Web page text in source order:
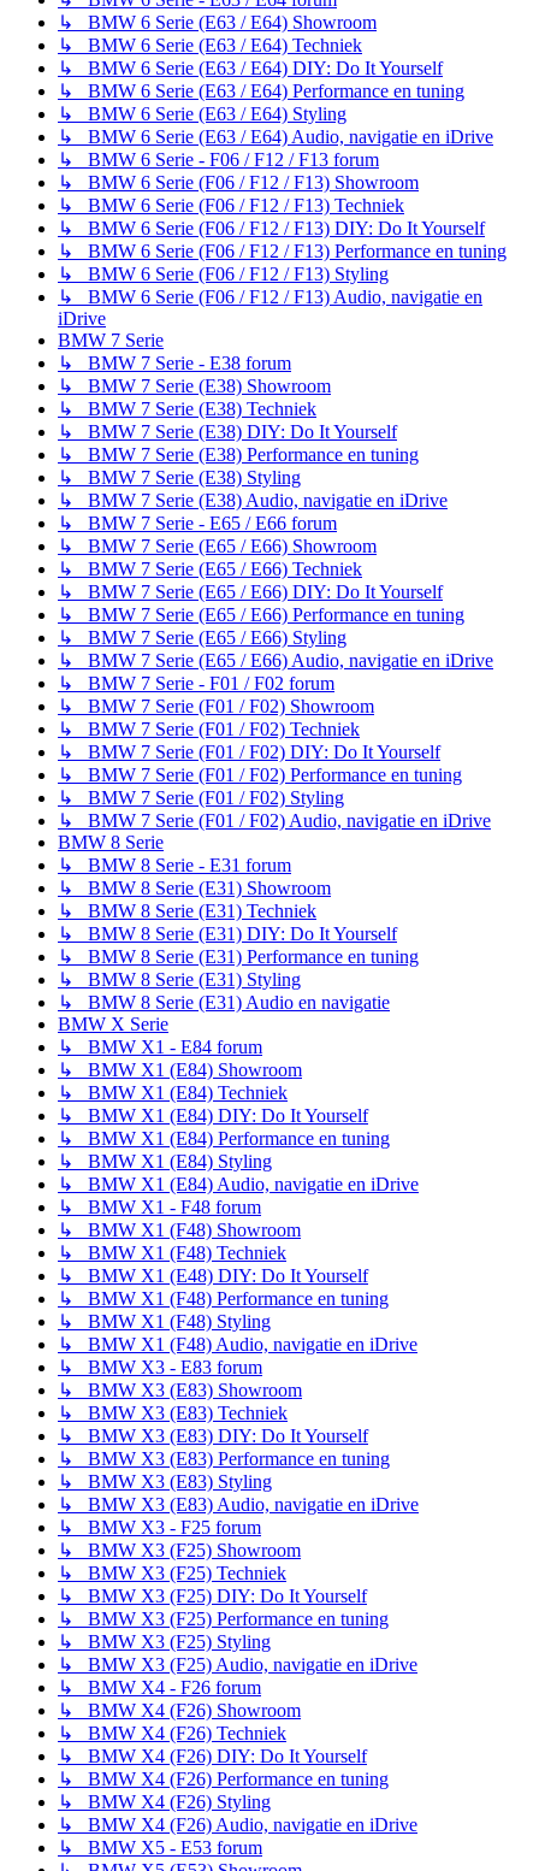
↳ BMW 6 Serie (E63 / E64) Showroom
↳ BMW 6 Serie (E63 / E64) Techniek
↳ BMW 6 Serie (E63 / E64) DIY: Do It Yourself
↳ BMW 6 Serie (E63 / E64) Performance en tuning
↳ BMW 6 Serie (E63 / E64) Styling
↳ BMW 6 Serie (E63 / E64) Audio, navigatie en iDrive
↳ BMW 6 Serie - F06 / F12 / F13 forum
↳ BMW 6 Serie (F06 / F12 / F13) Showroom
↳ BMW 6 Serie (F06 / F12 / F13) Techniek
↳ BMW 6 Serie (F06 / F12 / F13) DIY: Do It Yourself
↳ BMW 6 Serie (F06 / F12 / F13) Performance en tuning
↳ BMW 6 Serie (F06 / F12 / F13) Styling
↳ BMW 6 Serie (F06 / F12 / F13) Audio, navigatie en
iDrive
BMW 7 Serie
↳ BMW 7 Serie - E38 forum
↳ BMW 7 Serie (E38) Showroom
↳ BMW 7 Serie (E38) Techniek
↳ BMW 7 Serie (E38) DIY: Do It Yourself
↳ BMW 7 Serie (E38) Performance en tuning
↳ BMW 7 Serie (E38) Styling
↳ BMW 7 Serie (E38) Audio, navigatie en iDrive
↳ BMW 7 Serie - E65 / E66 forum
↳ BMW 7 Serie (E65 / E66) Showroom
↳ BMW 7 Serie (E65 / E66) Techniek
↳ BMW 7 Serie (E65 / E66) DIY: Do It Yourself
↳ BMW 7 Serie (E65 / E66) Performance en tuning
↳ BMW 7 Serie (E65 / E66) Styling
↳ BMW 7 Serie (E65 / E66) Audio, navigatie en iDrive
↳ BMW 7 Serie - F01 / F02 forum
↳ BMW 7 Serie (F01 / F02) Showroom
↳ BMW 7 Serie (F01 / F02) Techniek
↳ BMW 7 Serie (F01 / F02) DIY: Do It Yourself
↳ BMW 7 Serie (F01 / F02) Performance en tuning
↳ BMW 7 Serie (F01 / F02) Styling
↳ BMW 7 Serie (F01 / F02) Audio, navigatie en iDrive
BMW 8 Serie
↳ BMW 8 Serie - E31 forum
↳ BMW 8 Serie (E31) Showroom
↳ BMW 8 Serie (E31) Techniek
↳ BMW 8 Serie (E31) DIY: Do It Yourself
↳ BMW 8 Serie (E31) Performance en tuning
↳ BMW 8 Serie (E31) Styling
↳ BMW 8 Serie (E31) Audio en navigatie
BMW X Serie
↳ BMW X1 - E84 forum
↳ BMW X1 (E84) Showroom
↳ BMW X1 (E84) Techniek
↳ BMW X1 (E84) DIY: Do It Yourself
↳ BMW X1 (E84) Performance en tuning
↳ BMW X1 (E84) Styling
↳ BMW X1 (E84) Audio, navigatie en iDrive
↳ BMW X1 - F48 forum
↳ BMW X1 (F48) Showroom
↳ BMW X1 (F48) Techniek
↳ BMW X1 (E48) DIY: Do It Yourself
↳ BMW X1 (F48) Performance en tuning
↳ BMW X1 (F48) Styling
↳ BMW X1 (F48) Audio, navigatie en iDrive
↳ BMW X3 - E83 forum
↳ BMW X3 (E83) Showroom
↳ BMW X3 (E83) Techniek
↳ BMW X3 (E83) DIY: Do It Yourself
↳ BMW X3 (E83) Performance en tuning
↳ BMW X3 (E83) Styling
↳ BMW X3 (E83) Audio, navigatie en iDrive
↳ BMW X3 - F25 forum
↳ BMW X3 (F25) Showroom
↳ BMW X3 (F25) Techniek
↳ BMW X3 (F25) DIY: Do It Yourself
↳ BMW X3 (F25) Performance en tuning
↳ BMW X3 (F25) Styling
↳ BMW X3 (F25) Audio, navigatie en iDrive
↳ BMW X4 - F26 forum
↳ BMW X4 (F26) Showroom
↳ BMW X4 (F26) Techniek
↳ BMW X4 (F26) DIY: Do It Yourself
↳ BMW X4 (F26) Performance en tuning
↳ BMW X4 (F26) Styling
↳ BMW X4 (F26) Audio, navigatie en iDrive
↳ BMW X5 - E53 forum